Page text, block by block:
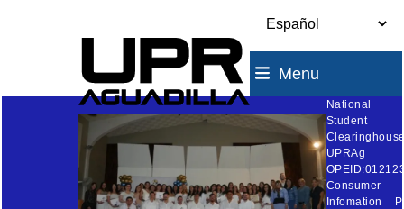
Menu
National
Student
UPRAg
Consumer
Infomation